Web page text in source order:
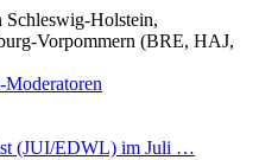
Holstein,
Vorpommern (BRE, HAJ,
(JUI/EDWL) im Juli …